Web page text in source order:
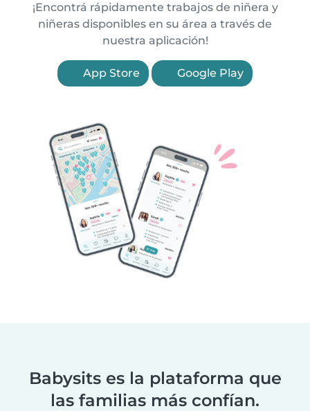
¡Encontrá rápidamente trabajos de niñera y
niñeras disponibles en su área a través de
nuestra aplicación!
App Store Google Play
Babysits es la plataforma que
las familias más confían.